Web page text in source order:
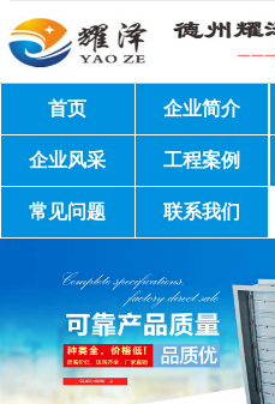
首页 企业简介
企业风采 工程案例
常见问题 联系我们